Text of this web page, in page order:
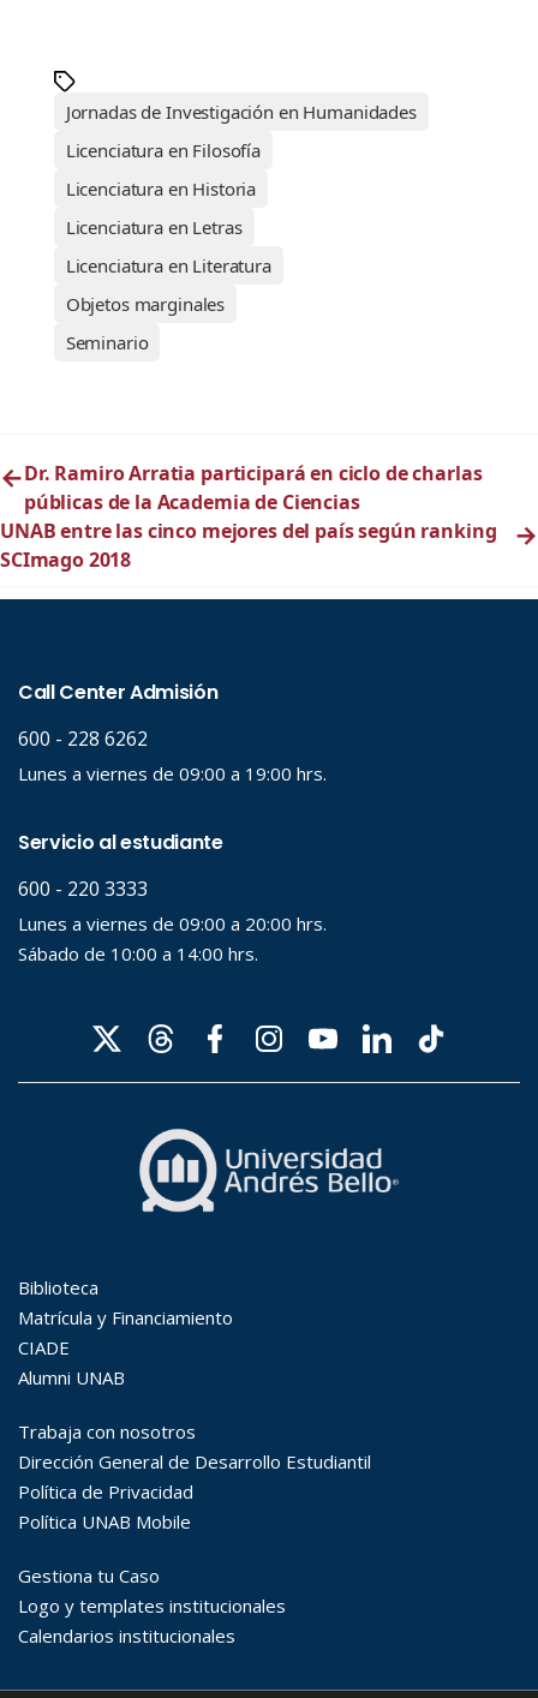
Jornadas de Investigación en Humanidades
Licenciatura en Filosofía
Licenciatura en Historia
Licenciatura en Letras
Licenciatura en Literatura
Objetos marginales
Seminario
←Dr. Ramiro Arratia participará en ciclo de charlas
públicas de la Academia de Ciencias
UNAB entre las cinco mejores del país según ranking
SCImago 2018
→